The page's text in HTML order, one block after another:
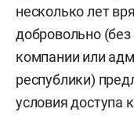
несколько лет
добровольно
компании или
республики)
условия доступа